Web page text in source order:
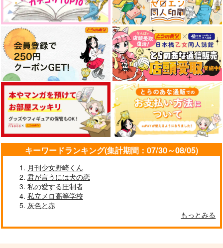
待つ人
無意味ムッシュ
629円（税込）
竈門炭治郎×冨岡義勇
サンプル
作品詳細
シークレットナイト
addict
787円（税込）
冨岡義勇×竈門炭治郎
サンプル
義炭漫画WEB再録集
2023
MGR
737円（税込）
冨岡義勇×竈門炭治郎
サンプル
夜が明ける
専売 660円（税込）
鬼滅の刃
冨岡義勇×竈門炭治郎
サンプル
カート
星巡り
専売 787円（税込）
鬼滅の刃
冨岡義勇×竈門炭治郎
サンプル
カート
恋愛写真
専売 1,000円（税込）
鬼滅の刃
冨岡義勇×竈門炭治郎
サンプル
カート
cotolet
1,572円（税込）
VESPER
1,540円（税込）
あなたと幸を結びまし
キーワードランキング(集計期間：07/30～08/05)
月刊少女野崎くん
君が言うには犬の恋
私の愛する圧制者
私立メロ高等学校
灰色と赤
もっとみる